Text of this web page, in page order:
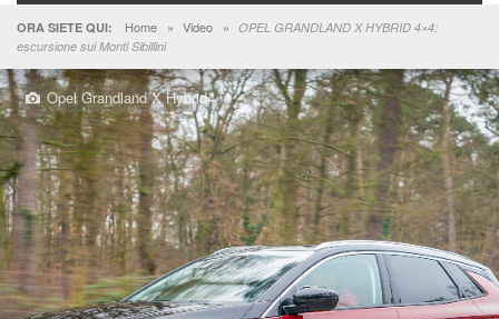
AutoCapital di marzo è in edicola!
AutoCapital di giugno è in edicola!
AutoCapital di febbraio è in edicola!
E Luce sia!
ORA SIETE QUI: Home » Video »
OPEL GRANDLAND X HYBRID 4×4:
escursione sui Monti Sibillini
Opel Grandland X Hybrid4